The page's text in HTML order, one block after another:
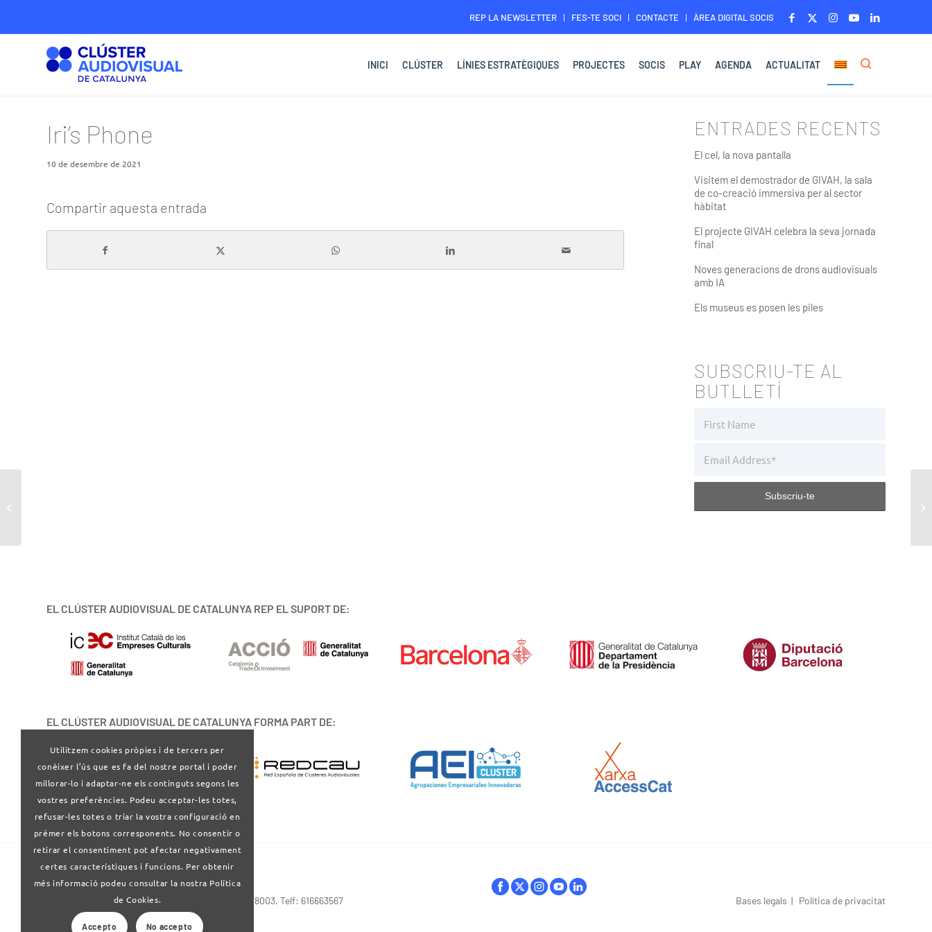
REP LA NEWSLETTER FES-TE SOCI CONTACTE ÀREA DIGITAL SOCIS
INICI CLÚSTER LÍNIES ESTRATÈGIQUES PROJECTES SOCIS PLAY AGENDA ACTUALITAT
Iri’s Phone
10 de desembre de 2021
Compartir aquesta entrada
ENTRADES RECENTS
El cel, la nova pantalla
Visitem el demostrador de GIVAH, la sala
de co-creació immersiva per al sector
hàbitat
El projecte GIVAH celebra la seva jornada
final
Noves generacions de drons audiovisuals
amb IA
Els museus es posen les piles
SUBSCRIU-TE AL
BUTLLETÍ
EL CLÚSTER AUDIOVISUAL DE CATALUNYA REP EL SUPORT DE:
EL CLÚSTER AUDIOVISUAL DE CATALUNYA FORMA PART DE:
Via Laietana 32-34 4ª planta . Barcelona 08003. Telf: 616663567 Bases legals | Política de privacitat
Utilitzem cookies pròpies i de tercers per
conèixer l’ús que es fa del nostre portal i poder
millorar-lo i adaptar-ne els continguts segons les
vostres preferències. Podeu acceptar-les totes,
refusar-les totes o triar la vostra configuració en
prémer els botons corresponents. No consentir o
retirar el consentiment pot afectar negativament
certes característiques i funcions. Per obtenir
més informació podeu consultar la nostra Política
de Cookies.
Accepto No accepto